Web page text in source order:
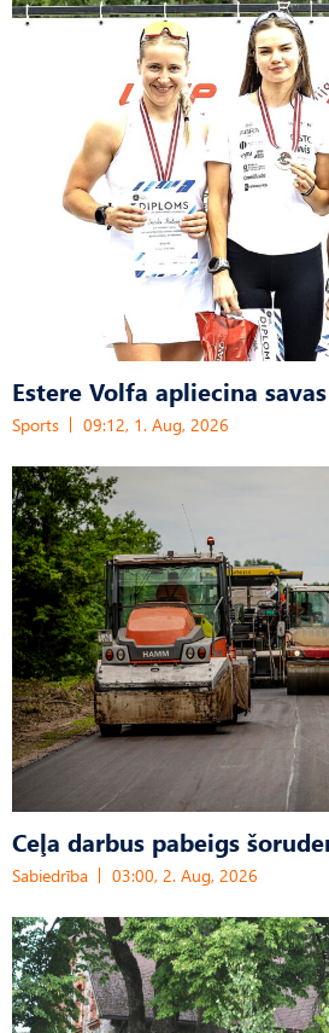
Estere Volfa apliecina
Sports 09:12, 1. Aug, 2026
Ceļa darbus pabeigs
Sabiedrība 03:00, 2. Aug, 2026